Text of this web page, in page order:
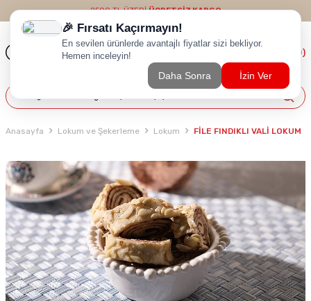
2500 TL ÜZERİÜCRETSİZ KARGO
0)
Anasayfa Lokum ve Şekerleme Lokum FİLE FINDIKLI VALİ LOKUM